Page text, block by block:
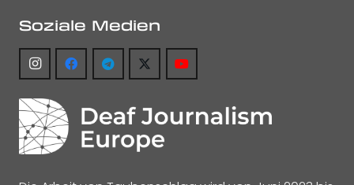
Soziale Medien